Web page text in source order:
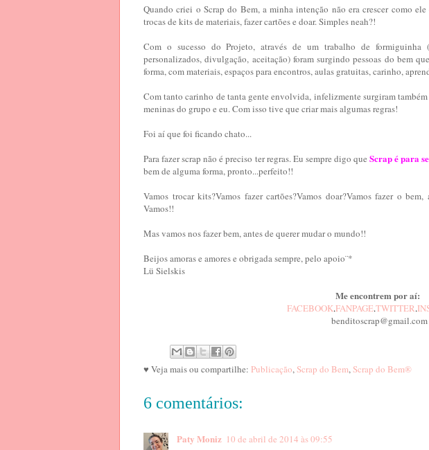
Quando criei o Scrap do Bem, a minha intenção não era crescer como
trocas de kits de materiais, fazer cartões e doar. Simples neah?!
Com o sucesso do Projeto, através de um trabalho de formiguinha
personalizados, divulgação, aceitação) foram surgindo pessoas do bem
forma, com materiais, espaços para encontros, aulas gratuitas, carinho,
Com tanto carinho de tanta gente envolvida, infelizmente surgiram
meninas do grupo e eu. Com isso tive que criar mais algumas regras!
Foi aí que foi ficando chato...
Para fazer scrap não é preciso ter regras. Eu sempre digo que Scrap é para
bem de alguma forma, pronto...perfeito!!
Vamos trocar kits?Vamos fazer cartões?Vamos doar?Vamos fazer o
Vamos!!
Mas vamos nos fazer bem, antes de querer mudar o mundo!!
Beijos amoras e amores e obrigada sempre, pelo apoio¨*
Lü Sielskis
Me encontrem por aí:
FACEBOOK.FANPAGE.TWITTER.
benditoscrap@gmail.com
♥ Veja mais ou compartilhe: Publicação,Scrap do Bem,Scrap do Bem®
6 comentários:
Paty Moniz 10 de abril de 2014 às 09:55